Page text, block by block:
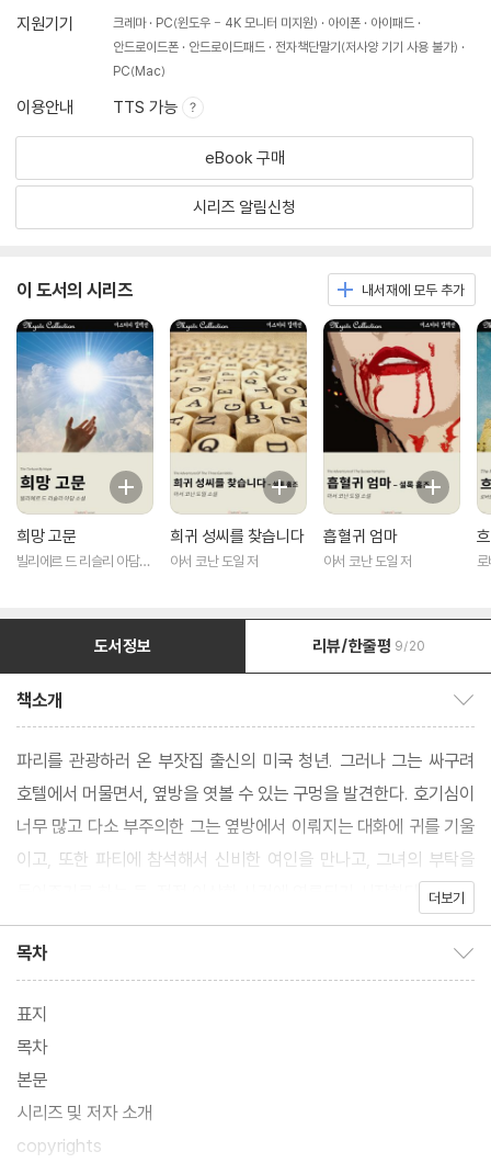
지원기기
크레마 PC(윈도우 - 4K 모니터 미지원) 아이폰
아이패드
안드로이드폰
안드로이드패드
전자책단말기(저사양 기기 사용 불가)
PC(Mac)
이용안내 TTS 가능
eBook 구매
시리즈 알림신청
이 도서의 시리즈 내서재에 모두 추가
희망 고문
빌리에르 드 리슬리 아담
희귀 성씨를 찾습니다
아서 코난 도일 저
흡혈귀 엄마
아서 코난 도일 저
도서정보 리뷰/한줄평 9/20
책소개
파리를 관광하러 온 부잣집 출신의 미국 청년. 그러나 그는 싸구려
호텔에서 머물면서, 옆방을 엿볼 수 있는 구멍을 발견한다. 호기심이
너무 많고 다소 부주의한 그는 옆방에서 이뤄지는 대화에 귀를 기울
이고, 또한 파티에 참석해서 신비한 여인을 만나고, 그녀의 부탁을
더보기
목차
표지
목차
본문
시리즈 및 저자 소개
copyrights